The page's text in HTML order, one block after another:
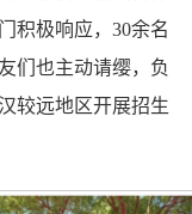
积极响应，30余名
们也主动请缨，负
较远地区开展招生